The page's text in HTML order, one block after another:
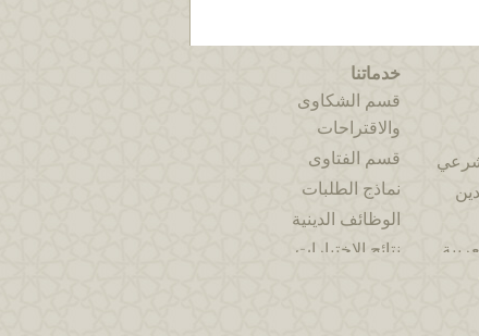
خدماتنا
قسم الشكاوى
والاقتراحات
قسم الفتاوى
نماذج الطلبات
الوظائف الدينية
نتائج الاختبارات